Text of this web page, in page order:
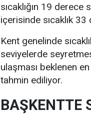
sıcaklığın 19
içerisinde sıcaklık
Kent genelinde
seviyelerde
ulaşması beklenen
tahmin ediliyor.
BAŞKENTTE